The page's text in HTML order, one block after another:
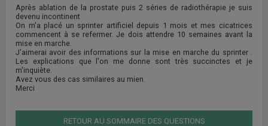
Après ablation de la prostate puis 2 séries de radiothérapie je suis
devenu incontinent
On m'a placé un sprinter artificiel depuis 1 mois et mes cicatrices
commencent à se refermer. Je dois attendre 10 semaines avant la
mise en marche.
J'aimerai avoir des informations sur la mise en marche du sprinter .
Les explications que l'on me donne sont très succinctes et je
m'inquiète.
Avez vous des cas similaires au mien.
Merci
RETOUR AU SOMMAIRE DES QUESTIONS